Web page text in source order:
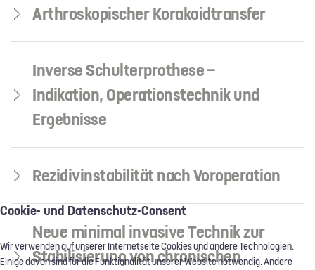
Arthroskopischer Korakoidtransfer
Inverse Schulterprothese –
Indikation, Operationstechnik und
Ergebnisse
Rezidivinstabilität nach Voroperation
Neue minimal invasive Technik zur
Stabilisierung von chronischen
Cookie- und Datenschutz-Consent
Wir verwenden auf unserer Internetseite Cookies und andere Technologien.
Einige davon sind für die Funktionalität unserer Website notwendig. Andere